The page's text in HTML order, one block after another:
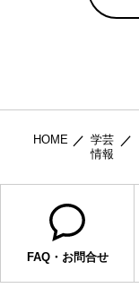
HOME
学芸
情報
FAQ・お問合せ